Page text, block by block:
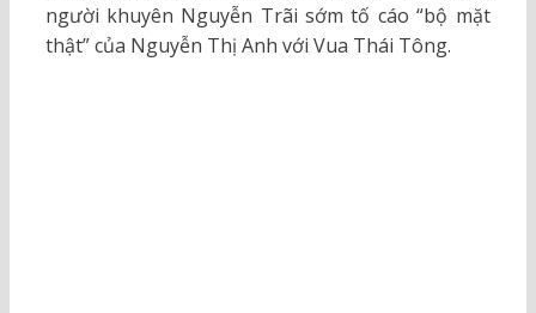
người khuyên Nguyễn Trãi sớm tố cáo “bộ mặt
thật” của Nguyễn Thị Anh với Vua Thái Tông.